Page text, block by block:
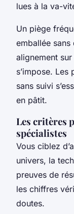
lues à la va-
Un piège
emballée
alignement
s’impose.
sans suivi
en pâtit.
Les critères
spécialistes
Vous ciblez
univers, la
preuves de
les chiffres
doutes.